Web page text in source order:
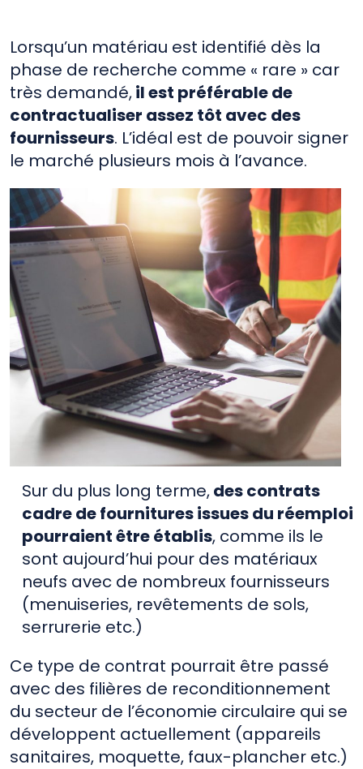
Lorsqu’un matériau est identifié dès la
phase de recherche comme « rare » car
très demandé,il est préférable de
contractualiser assez tôt avec des
fournisseurs. L’idéal est de pouvoir signer
le marché plusieurs mois à l’avance.
Sur du plus long terme,des contrats
cadre de fournitures issues du réemploi
pourraient être établis, comme ils le
sont aujourd’hui pour des matériaux
neufs avec de nombreux fournisseurs
(menuiseries, revêtements de sols,
serrurerie etc.)
Ce type de contrat pourrait être passé
avec des filières de reconditionnement
du secteur de l’économie circulaire qui se
développent actuellement (appareils
sanitaires, moquette, faux-plancher etc.)